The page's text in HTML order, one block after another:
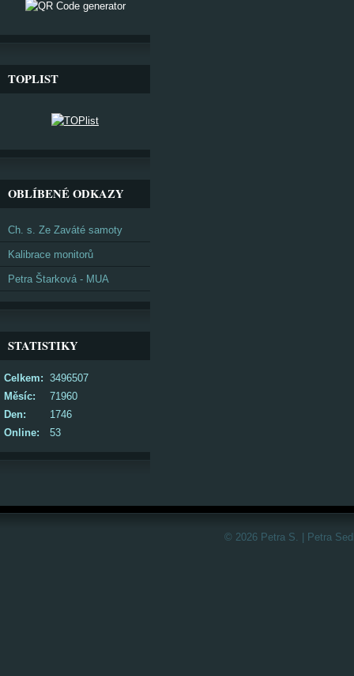
TOPLIST
OBLÍBENÉ ODKAZY
Ch. s. Ze Zaváté samoty
Kalibrace monitorů
Petra Štarková - MUA
STATISTIKY
Online: 53
Celkem: 3496507
Měsíc:
71960
Den:
1746
© 2026 Petra S. | Petra